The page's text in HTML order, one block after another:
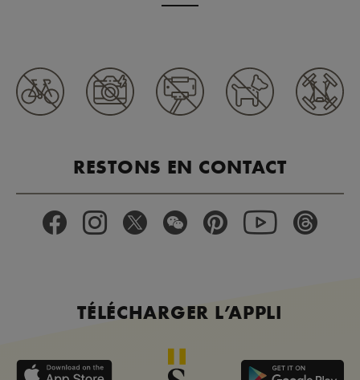
RESTONS EN CONTACT
TÉLÉCHARGER L’APPLI